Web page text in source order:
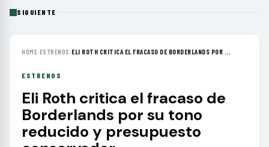
SIGUIENTE
HOME›ESTRENOS ›ELI ROTH CRITICA EL FRACASO DE BORDERLANDS POR ...
ESTRENOS
Eli Roth critica el fracaso de
Borderlands por su tono
reducido y presupuesto